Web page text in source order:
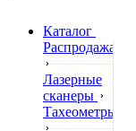
Каталог
Распродажа
Лазерные
сканеры
Тахеометры